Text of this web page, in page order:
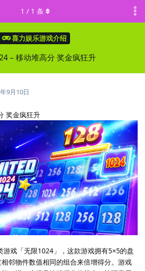
喜力娱乐游戏介绍
– 移动堆高分 奖金疯狂升
1 / 1 条
9月10日
奖金疯狂升
游戏「无限1024」，这款游戏拥有5×5的盘
邻物件数值相同的组合来倍增得分。游戏